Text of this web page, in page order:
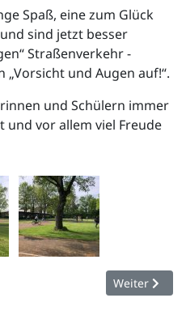
Spaß, eine zum Glück
sind jetzt besser
Straßenverkehr -
und Augen auf!“.
und Schülern immer
und vor allem viel Freude
und Sponsorenlauf
Nächster
Weiter